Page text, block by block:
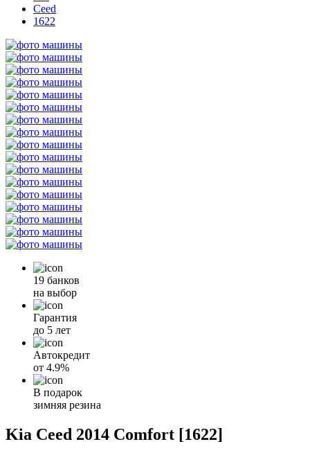
Ceed
1622
19 банков
на выбор
Гарантия
до 5 лет
Автокредит
от 4.9%
В подарок
зимняя резина
Kia Ceed 2014 Comfort [1622]